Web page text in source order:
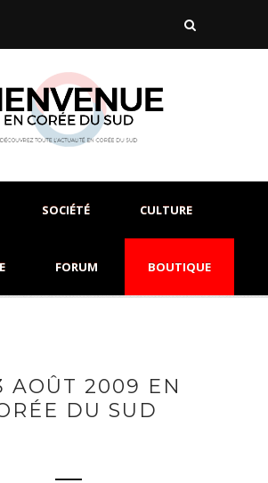
SOCIÉTÉ CULTURE
FORUM BOUTIQUE
AOÛT 2009 EN
DU SUD